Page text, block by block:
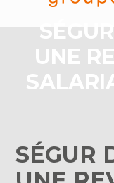
UNE
SÉGUR